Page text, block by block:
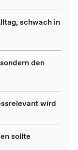
schwach in
den
wird
sollte